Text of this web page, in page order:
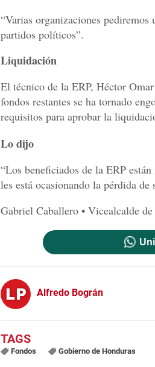
“Varias organizaciones
partidos políticos”.
Liquidación
El técnico de la ERP, Héctor
fondos restantes se ha tornado
requisitos para aprobar la
Lo dijo
“Los beneficiados de la ERP
les está ocasionando la pérdida de
Gabriel Caballero • Vicealcalde
Alfredo Bográn
Fondos Gobierno de Honduras